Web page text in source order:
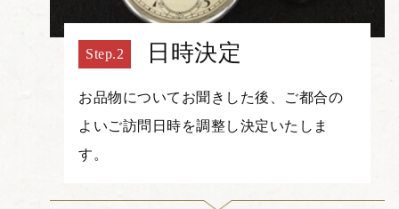
日時決定
お品物についてお聞きした後、ご都合の
よいご訪問日時を調整し決定いたしま
す。